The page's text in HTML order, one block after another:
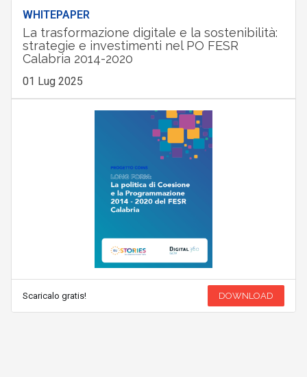
WHITEPAPER
La trasformazione digitale e la sostenibilità:
strategie e investimenti nel PO FESR
Calabria 2014-2020
01 Lug 2025
Scaricalo gratis! DOWNLOAD